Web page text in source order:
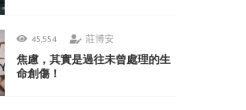
45,554 莊博安
焦慮，其實是過往未曾處理的生
命創傷！